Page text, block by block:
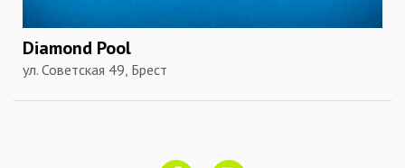
Diamond Pool
ул. Советская 49, Брест